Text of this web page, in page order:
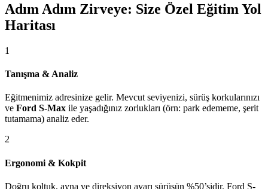
Adım Adım Zirveye: Size Özel Eğitim Yol
Haritası
1
Tanışma & Analiz
Eğitmenimiz adresinize gelir. Mevcut seviyenizi, sürüş korkularınızı
ve Ford S-Max ile yaşadığınız zorlukları (örn: park edememe, şerit
tutamama) analiz eder.
2
Ergonomi & Kokpit
Doğru koltuk, ayna ve direksiyon ayarı sürüşün %50’sidir. Ford S-